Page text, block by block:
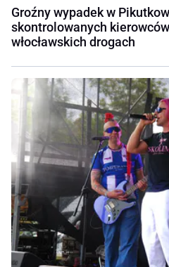
Groźny wypadek w
skontrolowanych
włocławskich drogach